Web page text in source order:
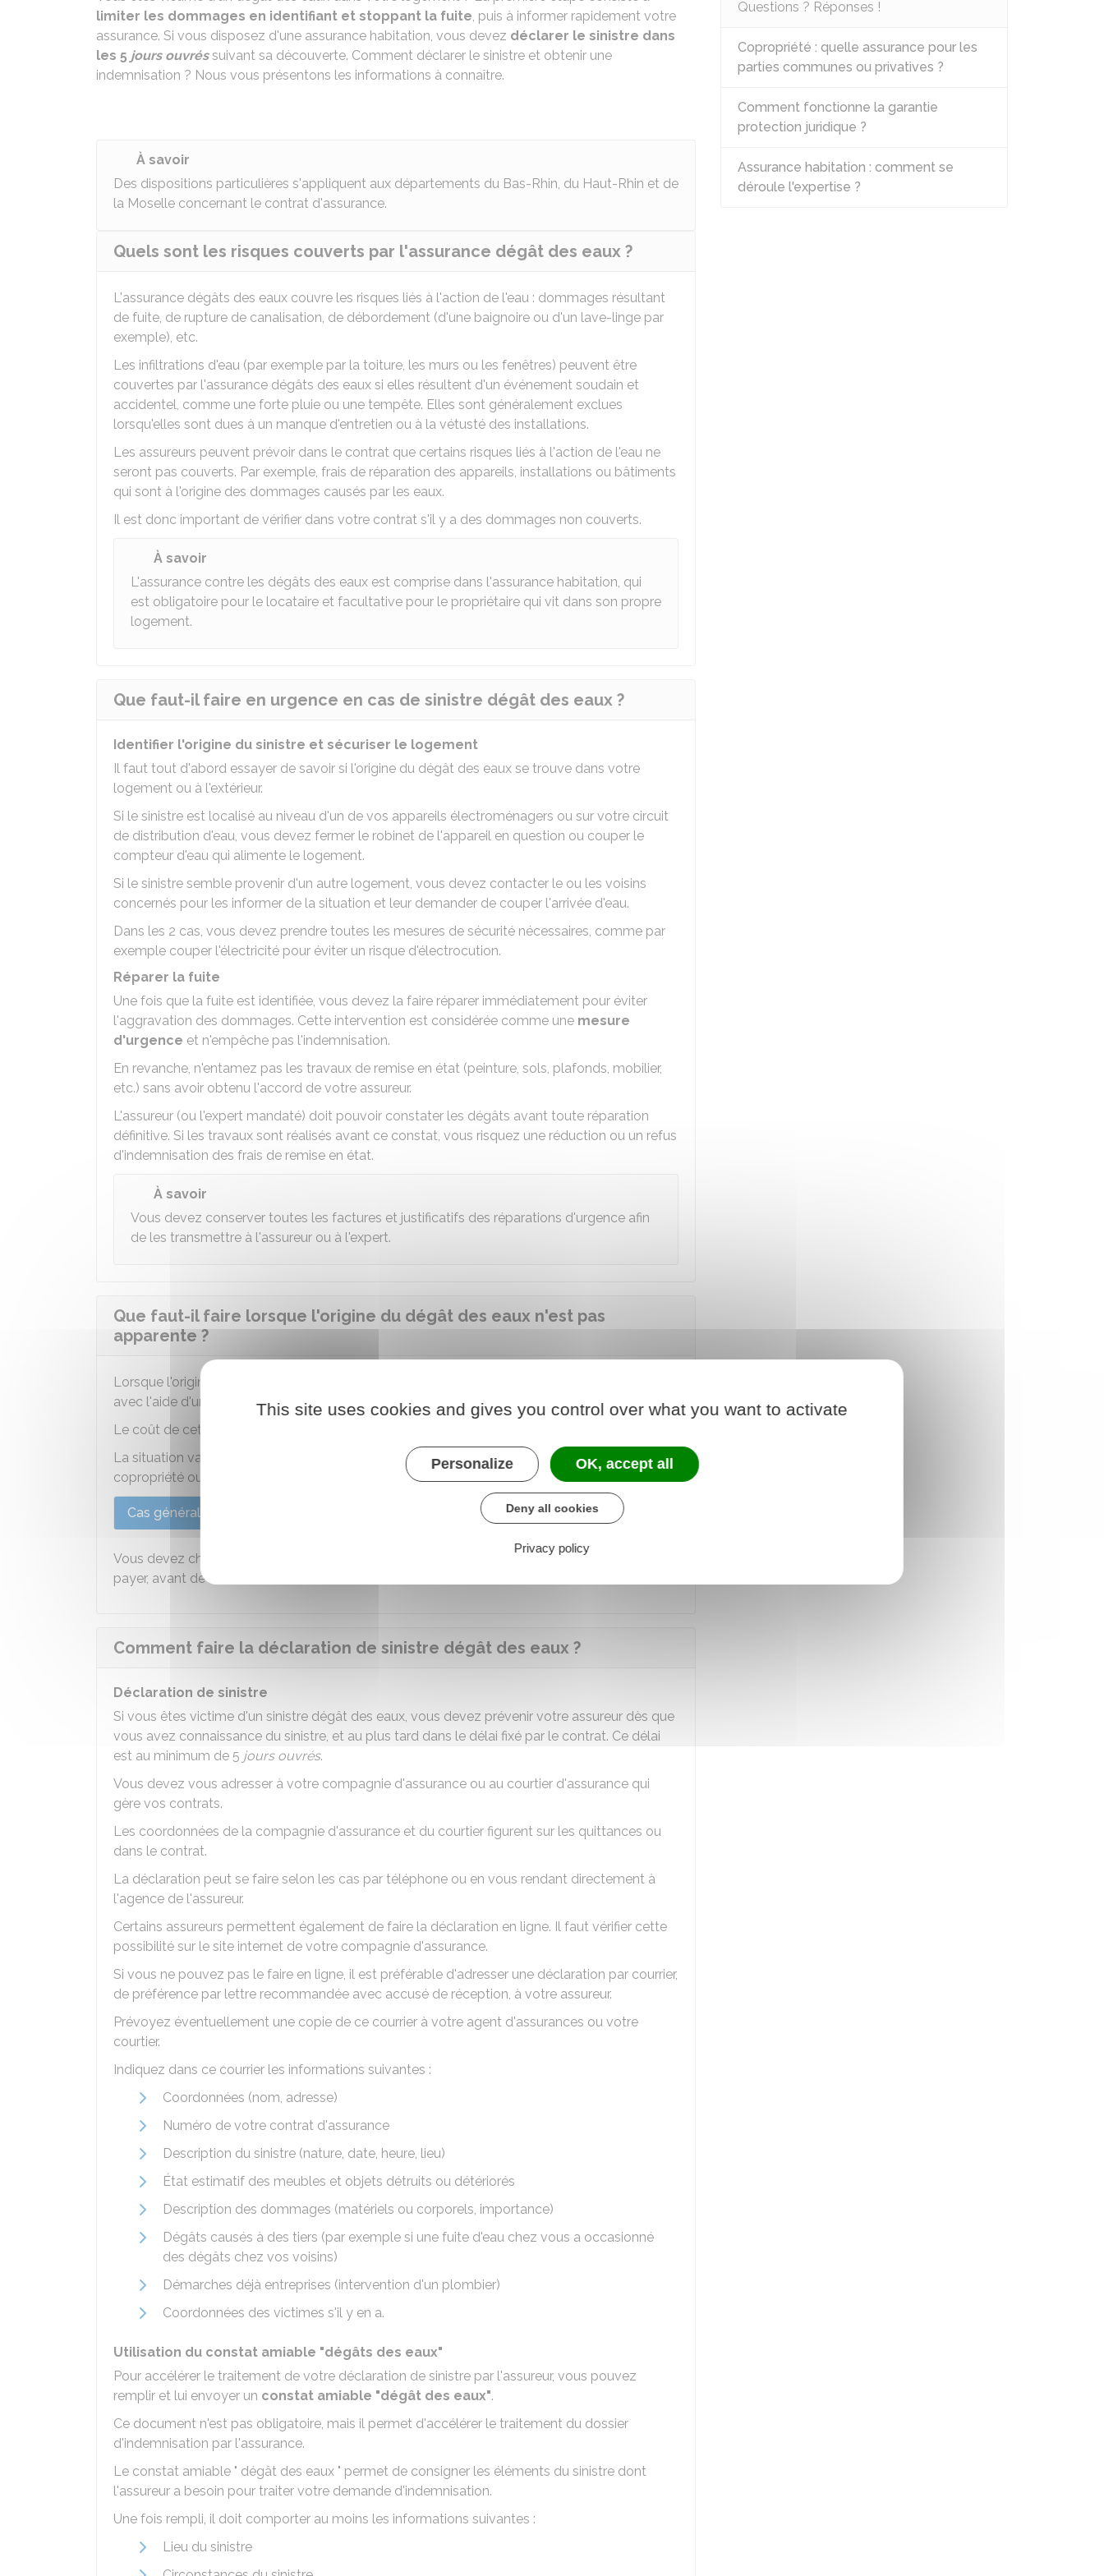
limiter les dommages en identifiant et stoppant la fuite, puis à informer rapidement votre
assurance. Si vous disposez d'une assurance habitation, vous devez déclarer le sinistre dans
les 5 jours ouvréssuivant sa découverte. Comment déclarer le sinistre et obtenir une
indemnisation ? Nous vous présentons les informations à connaître.
À savoir
Des dispositions particulières s'appliquent aux départements du Bas-Rhin, du Haut-Rhin et de
la Moselle concernant le contrat d'assurance.
Quels sont les risques couverts par l'assurance dégât des eaux ?
L'assurance dégâts des eaux couvre les risques liés à l'action de l'eau : dommages résultant
de fuite, de rupture de canalisation, de débordement (d'une baignoire ou d'un lave-linge par
exemple), etc.
Les infiltrations d'eau (par exemple par la toiture, les murs ou les fenêtres) peuvent être
couvertes par l'assurance dégâts des eaux si elles résultent d'un événement soudain et
accidentel, comme une forte pluie ou une tempête. Elles sont généralement exclues
lorsqu'elles sont dues à un manque d'entretien ou à la vétusté des installations.
Les assureurs peuvent prévoir dans le contrat que certains risques liés à l'action de l'eau ne
seront pas couverts. Par exemple, frais de réparation des appareils, installations ou bâtiments
qui sont à l'origine des dommages causés par les eaux.
Il est donc important de vérifier dans votre contrat s'il y a des dommages non couverts.
À savoir
L'assurance contre les dégâts des eaux est comprise dans l'assurance habitation, qui
est obligatoire pour le locataire et facultative pour le propriétaire qui vit dans son propre
logement.
Que faut-il faire en urgence en cas de sinistre dégât des eaux ?
Identifier l'origine du sinistre et sécuriser le logement
Il faut tout d'abord essayer de savoir si l'origine du dégât des eaux se trouve dans votre
logement ou à l'extérieur.
Si le sinistre est localisé au niveau d'un de vos appareils électroménagers ou sur votre circuit
de distribution d'eau, vous devez fermer le robinet de l'appareil en question ou couper le
compteur d'eau qui alimente le logement.
Si le sinistre semble provenir d'un autre logement, vous devez contacter le ou les voisins
concernés pour les informer de la situation et leur demander de couper l'arrivée d'eau.
Dans les 2 cas, vous devez prendre toutes les mesures de sécurité nécessaires, comme par
exemple couper l'électricité pour éviter un risque d'électrocution.
Réparer la fuite
Une fois que la fuite est identifiée, vous devez la faire réparer immédiatement pour éviter
l'aggravation des dommages. Cette intervention est considérée comme une mesure
d'urgence et n'empêche pas l'indemnisation.
En revanche, n'entamez pas les travaux de remise en état (peinture, sols, plafonds, mobilier,
etc.) sans avoir obtenu l'accord de votre assureur.
L'assureur (ou l'expert mandaté) doit pouvoir constater les dégâts avant toute réparation
définitive. Si les travaux sont réalisés avant ce constat, vous risquez une réduction ou un refus
d'indemnisation des frais de remise en état.
À savoir
Vous devez conserver toutes les factures et justificatifs des réparations d'urgence afin
de les transmettre à l'assureur ou à l'expert.
Que faut-il faire lorsque l'origine du dégât des eaux n'est pas
apparente ?
Lorsque l'origine du dégât des eaux n'est pas apparente, il faut faire une recherche de fuite
avec l'aide d'un professionnel.
Le coût de cette démarche peut être pris en charge par l'assurance.
La situation varie suivant que selon que le sinistre se déroule dans un immeuble en
copropriété ou non :
Cas général
Vous devez chercher un professionnel pour effectuer la recherche de fuite et vous devez le
payer, avant de demander le remboursement à votre assureur.
Comment faire la déclaration de sinistre dégât des eaux ?
Déclaration de sinistre
Si vous êtes victime d'un sinistre dégât des eaux, vous devez prévenir votre assureur dès que
vous avez connaissance du sinistre, et au plus tard dans le délai fixé par le contrat. Ce délai
est au minimum de 5 jours ouvrés.
Vous devez vous adresser à votre compagnie d'assurance ou au courtier d'assurance qui
gère vos contrats.
Les coordonnées de la compagnie d'assurance et du courtier figurent sur les quittances ou
dans le contrat.
La déclaration peut se faire selon les cas par téléphone ou en vous rendant directement à
l'agence de l'assureur.
Certains assureurs permettent également de faire la déclaration en ligne. Il faut vérifier cette
possibilité sur le site internet de votre compagnie d'assurance.
Si vous ne pouvez pas le faire en ligne, il est préférable d'adresser une déclaration par courrier,
de préférence par lettre recommandée avec accusé de réception, à votre assureur.
Prévoyez éventuellement une copie de ce courrier à votre agent d'assurances ou votre
courtier.
Indiquez dans ce courrier les informations suivantes :
Coordonnées (nom, adresse)
Numéro de votre contrat d'assurance
Description du sinistre (nature, date, heure, lieu)
État estimatif des meubles et objets détruits ou détériorés
Description des dommages (matériels ou corporels, importance)
Dégâts causés à des tiers (par exemple si une fuite d'eau chez vous a occasionné
des dégâts chez vos voisins)
Démarches déjà entreprises (intervention d'un plombier)
Coordonnées des victimes s'il y en a.
Utilisation du constat amiable "dégâts des eaux"
Pour accélérer le traitement de votre déclaration de sinistre par l'assureur, vous pouvez
remplir et lui envoyer un constat amiable "dégât des eaux".
Ce document n'est pas obligatoire, mais il permet d'accélérer le traitement du dossier
d'indemnisation par l'assurance.
Le constat amiable " dégât des eaux " permet de consigner les éléments du sinistre dont
l'assureur a besoin pour traiter votre demande d'indemnisation.
Une fois rempli, il doit comporter au moins les informations suivantes :
Lieu du sinistre
Questions ? Réponses !
Copropriété : quelle assurance pour les
parties communes ou privatives ?
Comment fonctionne la garantie
protection juridique ?
Assurance habitation : comment se
déroule l'expertise ?
This site uses cookies and gives you control over what you want to activate
Personalize OK, accept all
Deny all cookies
Privacy policy